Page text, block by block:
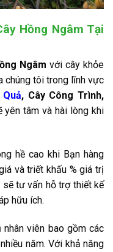
Hồng Ngâm Tại
Ngâm với cây khỏe
chúng tôi trong lĩnh vực
, Cây Công Trình,
yên tâm và hài lòng khi
hề cao khi Bạn hàng
và triết khấu % giá trị
sẽ tư vấn hỗ trợ thiết kế
hữu ích.
viên bao gồm các
năm. Với khả năng